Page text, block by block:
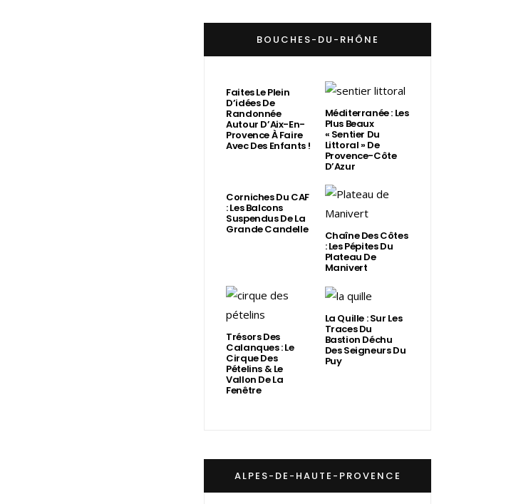
BOUCHES-DU-RHÔNE
Faites Le Plein
D’idées De
Randonnée
Autour D’Aix-En-
Provence À Faire
Avec Des Enfants !
Méditerranée : Les
Plus Beaux
« Sentier Du
Littoral » De
Provence-Côte
D’Azur
Corniches Du CAF
: Les Balcons
Suspendus De La
Grande Candelle Chaîne Des Côtes
: Les Pépites Du
Plateau De
Manivert
Trésors Des
Calanques : Le
Cirque Des
Pételins & Le
Vallon De La
Fenêtre
La Quille : Sur Les
Traces Du
Bastion Déchu
Des Seigneurs Du
Puy
ALPES-DE-HAUTE-PROVENCE